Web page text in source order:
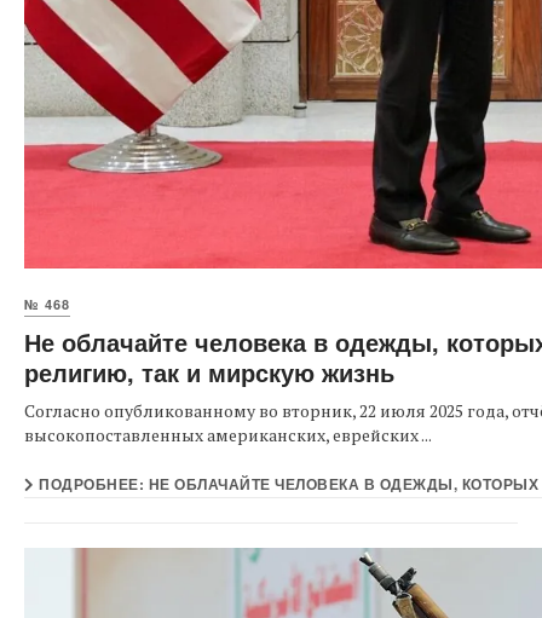
№ 468
Не облачайте человека в одежды,
религию, так и мирскую жизнь
Согласно опубликованному во вторник, 22 июля 2025 года,
высокопоставленных американских, еврейских ...
ПОДРОБНЕЕ: НЕ ОБЛАЧАЙТЕ ЧЕЛОВЕКА В ОДЕЖДЫ,